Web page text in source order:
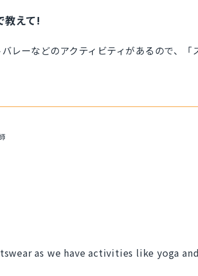
教えて!
レーなどのアクティビティがあるので、「
as we have activities like yoga